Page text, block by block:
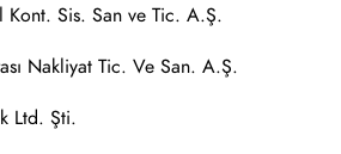
Kont. Sis. San ve Tic. A.Ş.
Nakliyat Tic. Ve San. A.Ş.
Ltd. Şti.